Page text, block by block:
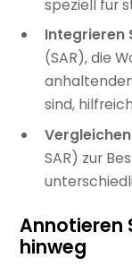
speziell für
Integrieren
(SAR), die
sind,
SAR) zur
Annotieren
hinweg